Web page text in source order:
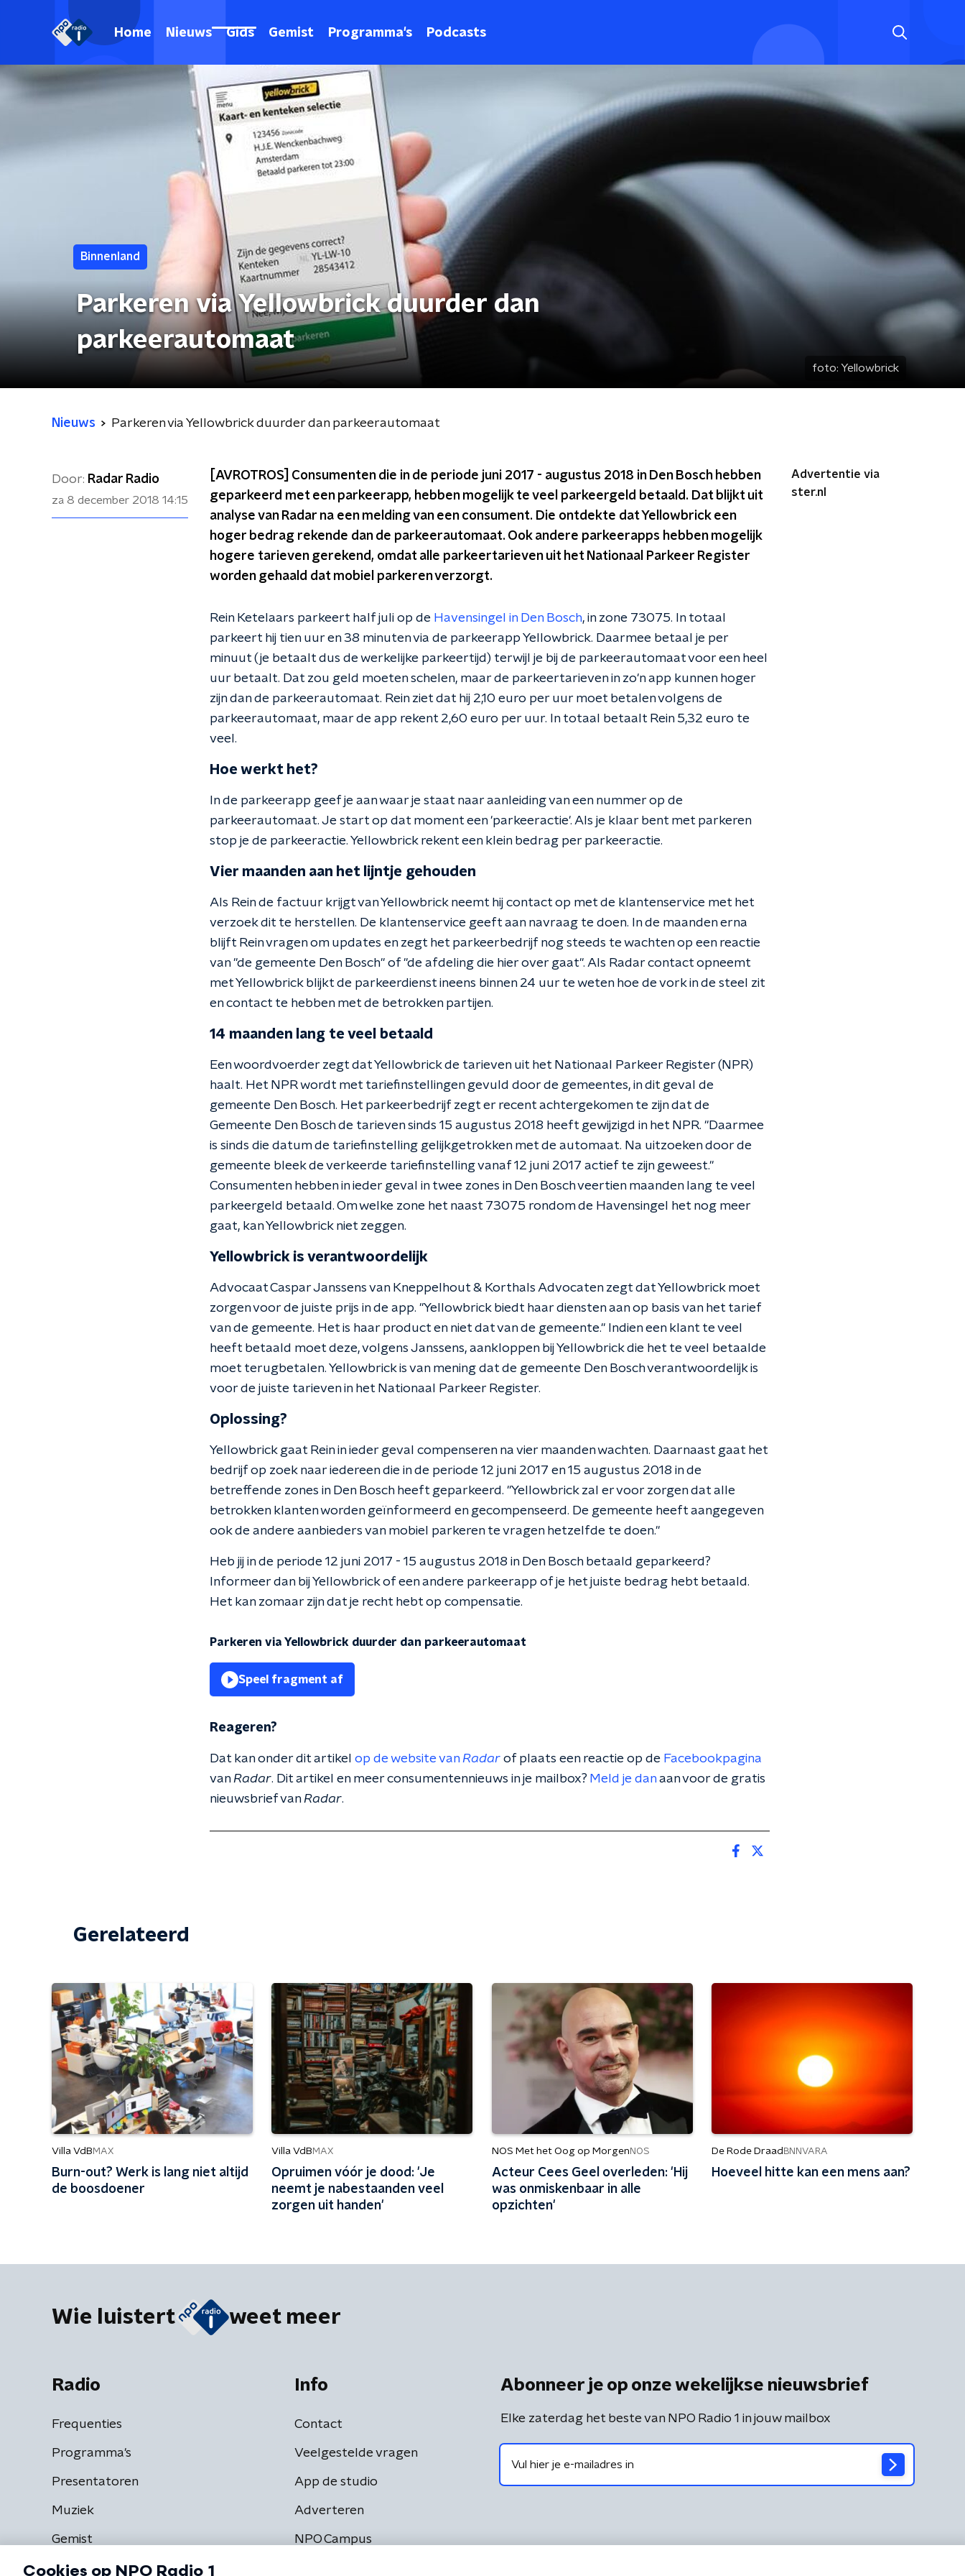
Home Nieuws Gids Gemist Programma's Podcasts
Binnenland
Parkeren via Yellowbrick duurder dan
parkeerautomaat
foto: Yellowbrick
Nieuws Parkeren via Yellowbrick duurder dan parkeerautomaat
Door: Radar Radio
za 8 december 2018 14:15
[AVROTROS] Consumenten die in de periode juni 2017 - augustus 2018 in Den Bosch hebben
geparkeerd met een parkeerapp, hebben mogelijk te veel parkeergeld betaald. Dat blijkt uit
analyse van Radar na een melding van een consument. Die ontdekte dat Yellowbrick een
hoger bedrag rekende dan de parkeerautomaat. Ook andere parkeerapps hebben mogelijk
hogere tarieven gerekend, omdat alle parkeertarieven uit het Nationaal Parkeer Register
worden gehaald dat mobiel parkeren verzorgt.
Rein Ketelaars parkeert half juli op de Havensingel in Den Bosch, in zone 73075. In totaal
parkeert hij tien uur en 38 minuten via de parkeerapp Yellowbrick. Daarmee betaal je per
minuut (je betaalt dus de werkelijke parkeertijd) terwijl je bij de parkeerautomaat voor een heel
uur betaalt. Dat zou geld moeten schelen, maar de parkeertarieven in zo'n app kunnen hoger
zijn dan de parkeerautomaat. Rein ziet dat hij 2,10 euro per uur moet betalen volgens de
parkeerautomaat, maar de app rekent 2,60 euro per uur. In totaal betaalt Rein 5,32 euro te
veel.
Hoe werkt het?
In de parkeerapp geef je aan waar je staat naar aanleiding van een nummer op de
parkeerautomaat. Je start op dat moment een 'parkeeractie'. Als je klaar bent met parkeren
stop je de parkeeractie. Yellowbrick rekent een klein bedrag per parkeeractie.
Vier maanden aan het lijntje gehouden
Als Rein de factuur krijgt van Yellowbrick neemt hij contact op met de klantenservice met het
verzoek dit te herstellen. De klantenservice geeft aan navraag te doen. In de maanden erna
blijft Rein vragen om updates en zegt het parkeerbedrijf nog steeds te wachten op een reactie
van "de gemeente Den Bosch" of "de afdeling die hier over gaat". Als Radar contact opneemt
met Yellowbrick blijkt de parkeerdienst ineens binnen 24 uur te weten hoe de vork in de steel zit
en contact te hebben met de betrokken partijen.
14 maanden lang te veel betaald
Een woordvoerder zegt dat Yellowbrick de tarieven uit het Nationaal Parkeer Register (NPR)
haalt. Het NPR wordt met tariefinstellingen gevuld door de gemeentes, in dit geval de
gemeente Den Bosch. Het parkeerbedrijf zegt er recent achtergekomen te zijn dat de
Gemeente Den Bosch de tarieven sinds 15 augustus 2018 heeft gewijzigd in het NPR. "Daarmee
is sinds die datum de tariefinstelling gelijkgetrokken met de automaat. Na uitzoeken door de
gemeente bleek de verkeerde tariefinstelling vanaf 12 juni 2017 actief te zijn geweest."
Consumenten hebben in ieder geval in twee zones in Den Bosch veertien maanden lang te veel
parkeergeld betaald. Om welke zone het naast 73075 rondom de Havensingel het nog meer
gaat, kan Yellowbrick niet zeggen.
Yellowbrick is verantwoordelijk
Advocaat Caspar Janssens van Kneppelhout & Korthals Advocaten zegt dat Yellowbrick moet
zorgen voor de juiste prijs in de app. "Yellowbrick biedt haar diensten aan op basis van het tarief
van de gemeente. Het is haar product en niet dat van de gemeente." Indien een klant te veel
heeft betaald moet deze, volgens Janssens, aankloppen bij Yellowbrick die het te veel betaalde
moet terugbetalen. Yellowbrick is van mening dat de gemeente Den Bosch verantwoordelijk is
voor de juiste tarieven in het Nationaal Parkeer Register.
Oplossing?
Yellowbrick gaat Rein in ieder geval compenseren na vier maanden wachten. Daarnaast gaat het
bedrijf op zoek naar iedereen die in de periode 12 juni 2017 en 15 augustus 2018 in de
betreffende zones in Den Bosch heeft geparkeerd. "Yellowbrick zal er voor zorgen dat alle
betrokken klanten worden geïnformeerd en gecompenseerd. De gemeente heeft aangegeven
ook de andere aanbieders van mobiel parkeren te vragen hetzelfde te doen."
Heb jij in de periode 12 juni 2017 - 15 augustus 2018 in Den Bosch betaald geparkeerd?
Informeer dan bij Yellowbrick of een andere parkeerapp of je het juiste bedrag hebt betaald.
Het kan zomaar zijn dat je recht hebt op compensatie.
Parkeren via Yellowbrick duurder dan parkeerautomaat
Speel fragment af
Reageren?
Dat kan onder dit artikel op de website van Radar of plaats een reactie op de Facebookpagina
vanRadar. Dit artikel en meer consumentennieuws in je mailbox? Meld je dan aan voor de gratis
nieuwsbrief vanRadar.
Advertentie via
ster.nl
Gerelateerd
Villa VdB MAX
Burn-out? Werk is lang niet altijd
de boosdoener
Villa VdB MAX
Opruimen vóór je dood: 'Je
neemt je nabestaanden veel
zorgen uit handen'
NOS Met het Oog op Morgen NOS
Acteur Cees Geel overleden: 'Hij
was onmiskenbaar in alle
opzichten'
De Rode Draad BNNVARA
Hoeveel hitte kan een mens aan?
Wie luistert weet meer
Radio
Frequenties
Programma's
Presentatoren
Muziek
Gemist
Info
Contact
Veelgestelde vragen
App de studio
Adverteren
NPO Campus
Abonneer je op onze wekelijkse nieuwsbrief
Elke zaterdag het beste van NPO Radio 1 in jouw mailbox